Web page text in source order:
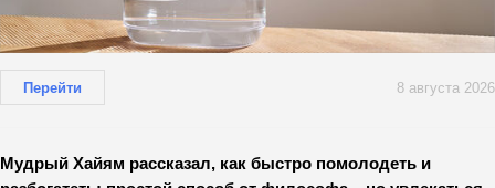
Перейти 8 августа 2026
Мудрый Хайям рассказал, как быстро помолодеть и